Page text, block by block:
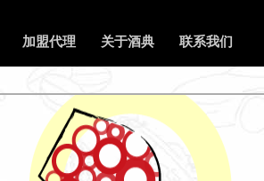
加盟代理 关于酒典 联系我们